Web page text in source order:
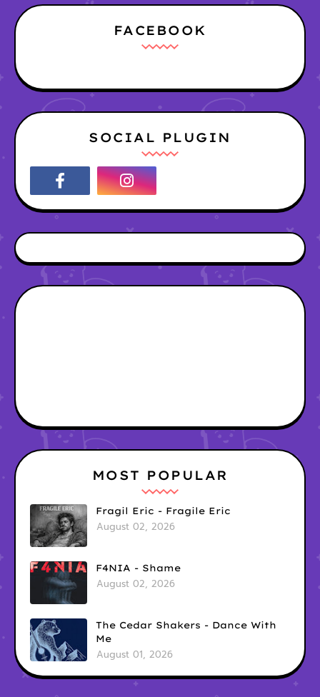
FACEBOOK
SOCIAL PLUGIN
MOST POPULAR
Fragil Eric - Fragile Eric
August 02, 2026
F4NIA - Shame
August 02, 2026
The Cedar Shakers - Dance With
Me
August 01, 2026